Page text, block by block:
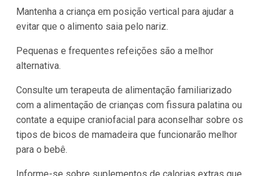
Mantenha a criança em posição vertical para ajudar a
evitar que o alimento saia pelo nariz.
Pequenas e frequentes refeições são a melhor
alternativa.
Consulte um terapeuta de alimentação familiarizado
com a alimentação de crianças com fissura palatina ou
contate a equipe craniofacial para aconselhar sobre os
tipos de bicos de mamadeira que funcionarão melhor
para o bebê.